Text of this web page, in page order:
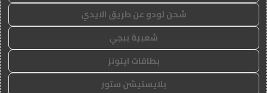
شحن لودو عن طريق الايدي
شعبية ببجي
بطاقات ايتونز
بلايستيشن ستور